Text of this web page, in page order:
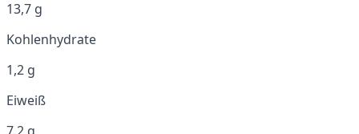
13,7 g
Kohlenhydrate
1,2 g
Eiweiß